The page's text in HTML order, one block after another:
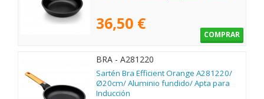
36,50 €
COMPRAR
BRA - A281220
Sartén Bra Efficient Orange A281220/
Ø20cm/ Aluminio fundido/ Apta para
Inducción